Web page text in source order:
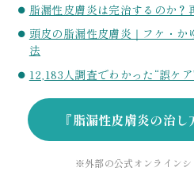
脂漏性皮膚炎は完治するのか
頭皮の脂漏性皮膚炎｜フケ・
法
12,183人調査でわかった“誤ケ
『脂漏性皮膚炎の治
※外部の公式オンライン